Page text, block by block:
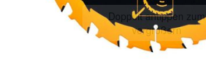
Doppelt antippen zum
vergrößern